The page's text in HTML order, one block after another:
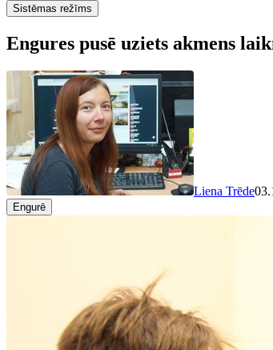
Sistēmas režīms
Engures pusē uziets akmens
Liena Trēde
Engurē